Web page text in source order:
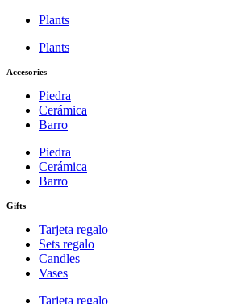
Plants
Plants
Accesories
Piedra
Cerámica
Barro
Piedra
Cerámica
Barro
Gifts
Tarjeta regalo
Sets regalo
Candles
Vases
Tarjeta regalo